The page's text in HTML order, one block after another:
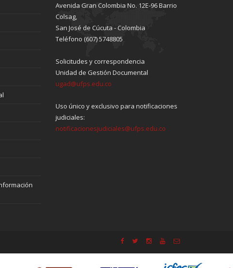
Avenida Gran Colombia No. 12E-96 Barrio
Colsag,
San José de Cúcuta - Colombia
Teléfono (607) 5748805
Solicitudes y correspondencia
Unidad de Gestión Documental
ugad@ufps.edu.co
Uso único y exclusivo para notificaciones
judiciales:
notificacionesjudiciales@ufps.edu.co